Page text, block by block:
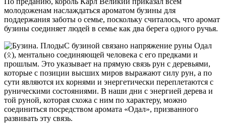
молодоженам наслаждаться ароматом бузины для
поддержания заботы о семье, поскольку считалось, что аромат
бузины соединяет людей в семье как два берега одного ручья.
С бузиной связано напряжение руны Одал
(ᛟ), ментально соединяющей человека с его предками и
прошлым. Это указывает на прямую связь рун с деревьями,
которые с позиции высших миров выражают силу рун, а по
сути являются их корнями и энергетически переплетаются с
руническими состояниями. В наши дни с энергией дерева и
той руной, которая схожа с ним по характеру, можно
соединиться посредством аромата «Одал», призванного
развивать эту связь.